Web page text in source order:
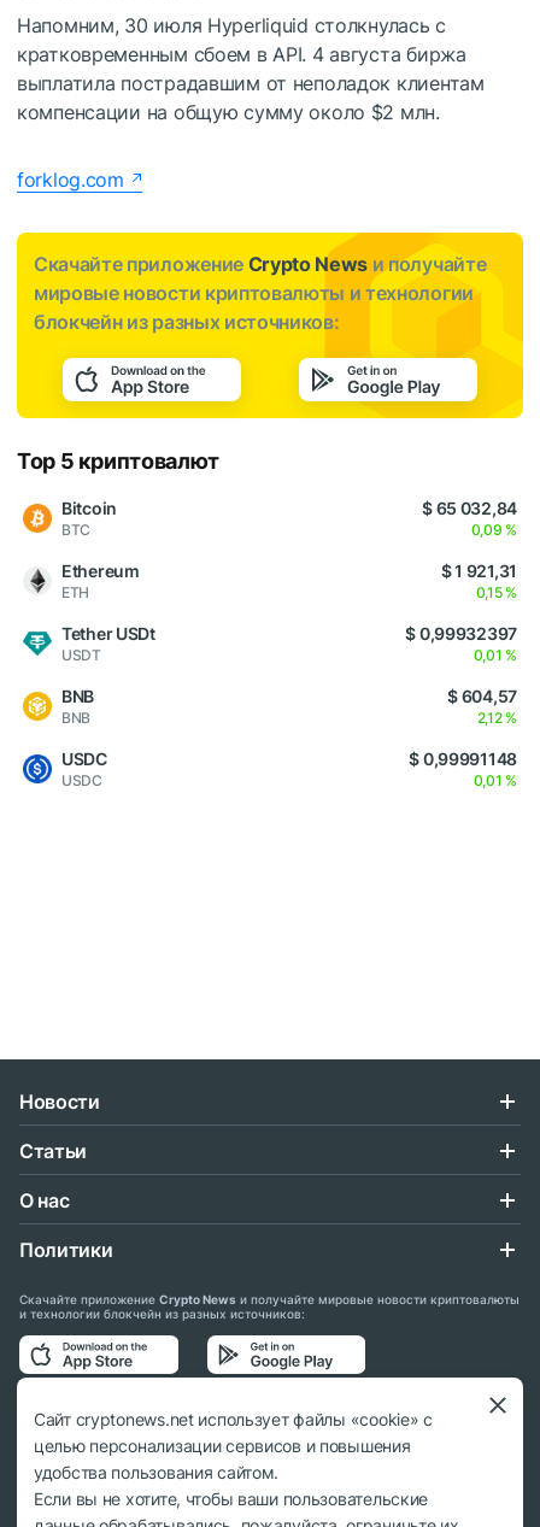
Напомним, 30 июля Hyperliquid столкнулась с
кратковременным сбоем в API. 4 августа биржа
выплатила пострадавшим от неполадок клиентам
компенсации на общую сумму около $2 млн.
forklog.com
Скачайте приложение Crypto News и получайте
мировые новости криптовалюты и технологии
блокчейн из разных источников:
Top 5 криптовалют
Bitcoin
BTC
$ 65 032,84
0,09 %
Ethereum
ETH
$ 1 921,31
0,15 %
Tether USDt
USDT
$ 0,99932397
0,01 %
BNB
BNB
$ 604,57
2,12 %
USDC
USDC
$ 0,99991148
0,01 %
Новости
Статьи
О нас
Политики
Скачайте приложение Crypto News и получайте мировые новости криптовалюты
и технологии блокчейн из разных источников:
Подписывайтесь на нас в социальных сетях:
Сайт cryptonews.net использует файлы «cookie» с
целью персонализации сервисов и повышения
удобства пользования сайтом.
Если вы не хотите, чтобы ваши пользовательские